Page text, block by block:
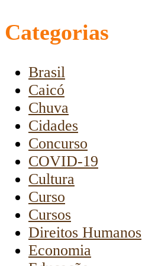
Categorias
Brasil
Caicó
Chuva
Cidades
Concurso
COVID-19
Cultura
Curso
Cursos
Direitos Humanos
Economia